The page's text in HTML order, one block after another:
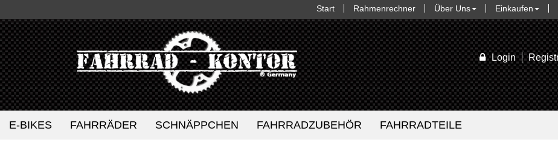
Start Rahmenrechner Über Uns Einkaufen
Login
E-BIKES FAHRRÄDER SCHNÄPPCHEN FAHRRADZUBEHÖR FAHRRADTEILE